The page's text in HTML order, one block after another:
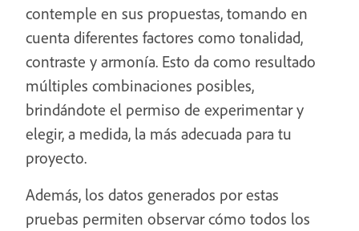
contemple en sus propuestas, tomando en
cuenta diferentes factores como tonalidad,
contraste y armonía. Esto da como resultado
múltiples combinaciones posibles,
brindándote el permiso de experimentar y
elegir, a medida, la más adecuada para tu
proyecto.
Además, los datos generados por estas
pruebas permiten observar cómo todos los